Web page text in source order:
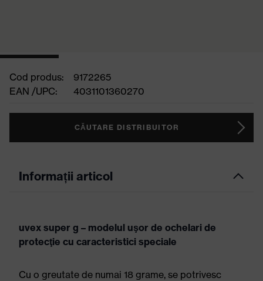
Cod produs:
9172265
EAN /UPC:
4031101360270
CĂUTARE DISTRIBUITOR
Informații articol
uvex super g – modelul uşor de ochelari de
protecţie cu caracteristici speciale
Cu o greutate de numai 18 grame, se potrivesc